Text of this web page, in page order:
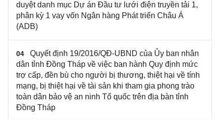
duyệt danh mục Dự án Đầu tư lưới điện truyền tải 1,
phân kỳ 1 vay vốn Ngân hàng Phát triển Châu Á
(ADB)
04
Quyết định 19/2016/QĐ-UBND của Ủy ban nhân
dân tỉnh Đồng Tháp về việc ban hành Quy định mức
trợ cấp, đền bù cho người bị thương, thiệt hại về tính
mạng, bị thiệt hại về tài sản khi tham gia phong trào
toàn dân bảo vệ an ninh Tổ quốc trên địa bàn tỉnh
Đồng Tháp